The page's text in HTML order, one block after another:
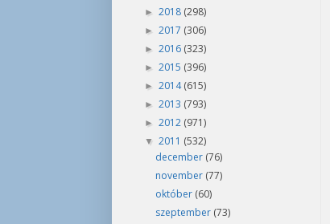
► 2018 (298)
► 2017 (306)
► 2016 (323)
► 2015 (396)
► 2014(615)
► 2013 (793)
► 2012 (971)
▼ 2011 (532)
december (76)
november (77)
október (60)
szeptember (73)